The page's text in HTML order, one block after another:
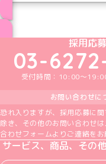
めい
採用応募
03-
受付時間：10:00～
お問い合わせに
恐れ入りますが、採用応募に
除き、その他のお問い合わせ
合わせフォームよりご連絡をお
サービス、商品、その